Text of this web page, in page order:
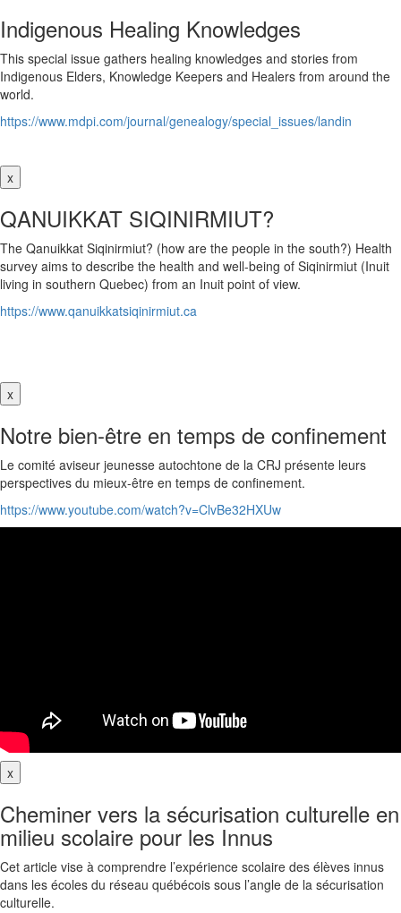
Indigenous Healing Knowledges
This special issue gathers healing knowledges and stories from
Indigenous Elders, Knowledge Keepers and Healers from around the
world.
https://www.mdpi.com/journal/genealogy/special_issues/landin
x
QANUIKKAT SIQINIRMIUT?
The Qanuikkat Siqinirmiut? (how are the people in the south?) Health
survey aims to describe the health and well-being of Siqinirmiut (Inuit
living in southern Quebec) from an Inuit point of view.
https://www.qanuikkatsiqinirmiut.ca
x
Notre bien-être en temps de confinement
Le comité aviseur jeunesse autochtone de la CRJ présente leurs
perspectives du mieux-être en temps de confinement.
https://www.youtube.com/watch?v=ClvBe32HXUw
x
Cheminer vers la sécurisation culturelle en
milieu scolaire pour les Innus
Cet article vise à comprendre l’expérience scolaire des élèves innus
dans les écoles du réseau québécois sous l’angle de la sécurisation
culturelle.